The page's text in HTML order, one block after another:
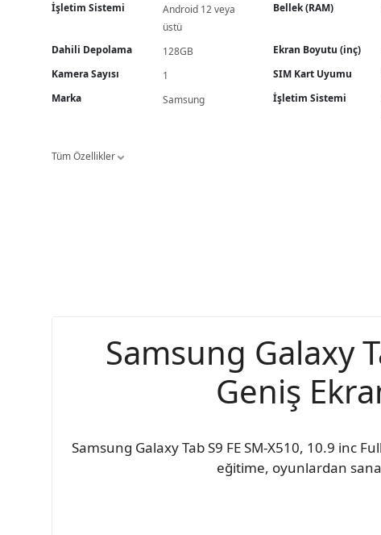
İşletim Sistemi
Android 12 veya
üstü
Bellek (RAM)
Dahili Depolama 128GB Ekran Boyutu (inç)
Kamera Sayısı
1 SIM Kart Uyumu
Marka
Samsung İşletim Sistemi
Tüm Özellikler
Samsung Galaxy
Geniş
Samsung Galaxy Tab S9 FE SM-X510, 10.9 inc
eğitime, oyunlardan